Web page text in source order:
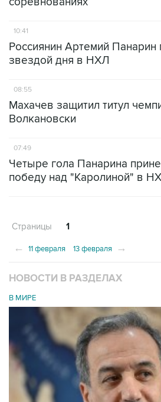
10:41
Россиянин Артемий Панарин
звездой дня в НХЛ
08:55
Махачев защитил титул
Волкановски
07:49
Четыре гола Панарина
победу над "Каролиной" в
Страницы 1
← 11 февраля 13 февраля →
НОВОСТИ В РАЗДЕЛАХ
В МИРЕ